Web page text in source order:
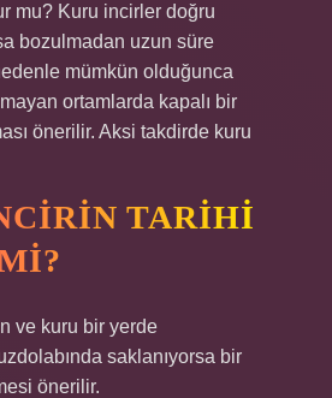
mu? Kuru incirler doğru
bozulmadan uzun süre
mümkün olduğunca
ortamlarda kapalı bir
önerilir. Aksi takdirde kuru
TARIHI
ve kuru bir yerde
saklanıyorsa bir
önerilir.